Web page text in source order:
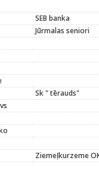
SEB banka
Jūrmalas seniori
Sk " tērauds"
Ziemeļkurzeme